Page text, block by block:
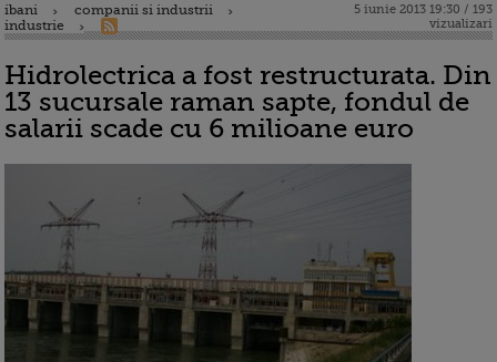
ibani
companii si industrii
industrie
5 iunie 2013 19:30 / 193
vizualizari
Hidrolectrica a fost restructurata. Din
13 sucursale raman sapte, fondul de
salarii scade cu 6 milioane euro